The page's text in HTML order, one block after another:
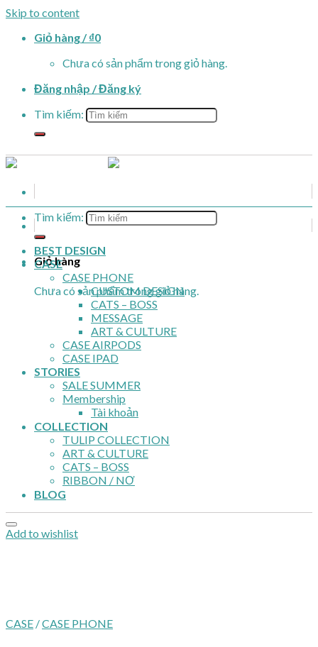
Skip to content
Giỏ hàng /₫0
Chưa có sản phẩm trong giỏ hàng.
Đăng nhập / Đăng ký
Tìm kiếm:
Tìm kiếm:
Giỏ hàng
Chưa có sản phẩm trong giỏ hàng.
BEST DESIGN
CASE
CASE PHONE
CUSTOM DESIGN
CATS – BOSS
MESSAGE
ART & CULTURE
CASE AIRPODS
CASE IPAD
STORIES
SALE SUMMER
Membership
Tài khoản
COLLECTION
TULIP COLLECTION
ART & CULTURE
CATS – BOSS
RIBBON / NƠ
BLOG
Add to wishlist
CASE /CASE PHONE